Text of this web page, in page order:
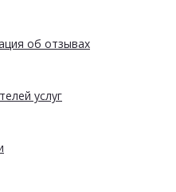
об отзывах
услуг